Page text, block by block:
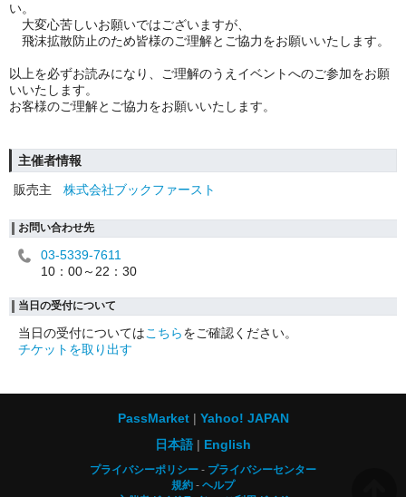
い。
大変心苦しいお願いではございますが、
飛沫拡散防止のため皆様のご理解とご協力をお願いいたします。
以上を必ずお読みになり、ご理解のうえイベントへのご参加をお願
いいたします。
お客様のご理解とご協力をお願いいたします。
主催者情報
販売主
株式会社ブックファースト
お問い合わせ先
03-5339-7611
10：00～22：30
当日の受付について
当日の受付についてはこちらをご確認ください。
チケットを取り出す
PassMarket
Yahoo! JAPAN
日本語
English
プライバシーポリシー
プライバシーセンター
規約
ヘルプ